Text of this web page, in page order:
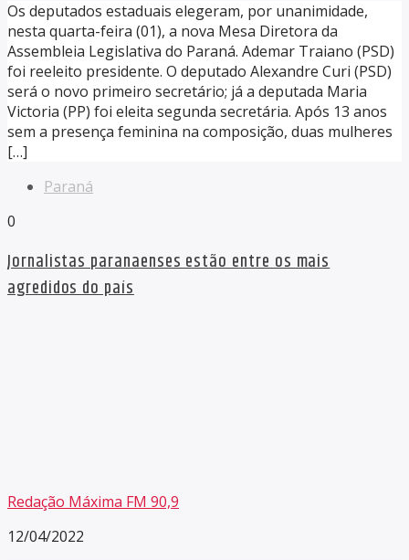
Os deputados estaduais elegeram, por unanimidade,
nesta quarta-feira (01), a nova Mesa Diretora da
Assembleia Legislativa do Paraná. Ademar Traiano (PSD)
foi reeleito presidente. O deputado Alexandre Curi (PSD)
será o novo primeiro secretário; já a deputada Maria
Victoria (PP) foi eleita segunda secretária. Após 13 anos
sem a presença feminina na composição, duas mulheres
[…]
Paraná
0
Jornalistas paranaenses estão entre os mais
agredidos do país
Redação Máxima FM 90,9
12/04/2022